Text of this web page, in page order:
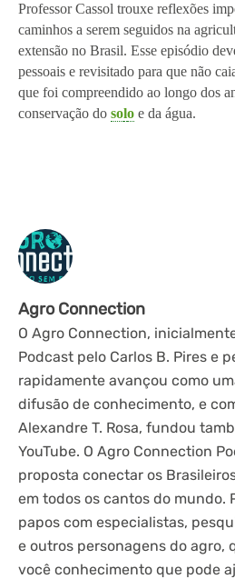
Professor Cassol trouxe reflexões
caminhos a serem seguidos na
extensão no Brasil. Esse episódio
pessoais e revisitado para que não
que foi compreendido ao longo dos
conservação do solo e da água.
Agro Connection
O Agro Connection,
Podcast pelo Carlos B. Pires e
rapidamente avançou como
difusão de conhecimento, e
Alexandre T. Rosa, fundou
YouTube. O Agro Connection
proposta conectar os
em todos os cantos do mundo.
papos com especialistas,
e outros personagens do agro,
você conhecimento que pode